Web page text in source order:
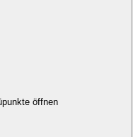
öffnen